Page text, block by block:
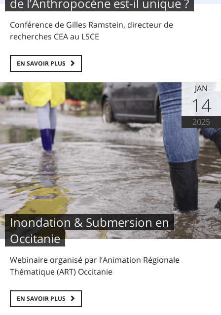
Conférence de Gilles Ramstein, directeur de
recherches CEA au LSCE
EN SAVOIR PLUS
JAN
14
2025
Inondation & Submersion en
Occitanie
Webinaire organisé par l’Animation Régionale
Thématique (ART) Occitanie
EN SAVOIR PLUS